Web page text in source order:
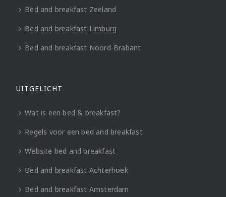
Bed and breakfast Zeeland
Bed and breakfast Limburg
Bed and breakfast Noord-Brabant
UITGELICHT
Wat is een bed & breakfast?
Regels voor een bed and breakfast
Website bed and breakfast
Bed and breakfast Achterhoek
Bed and breakfast Amsterdam